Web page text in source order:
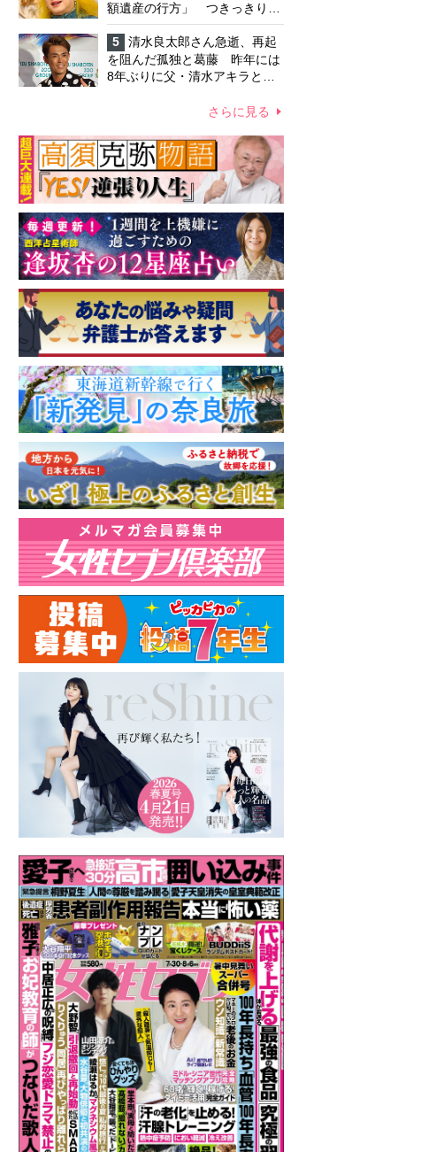
額遺産の行方」 つきっきりで
私生活をサポートしていた元俳
優が相続か
5
清水良太郎さん急逝、再起
を阻んだ孤独と葛藤 昨年には
8年ぶりに父・清水アキラと共
ていたが…周囲が懸念していた
さらに見る